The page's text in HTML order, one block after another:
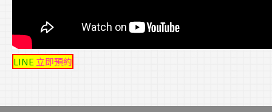
LINE 立即預約